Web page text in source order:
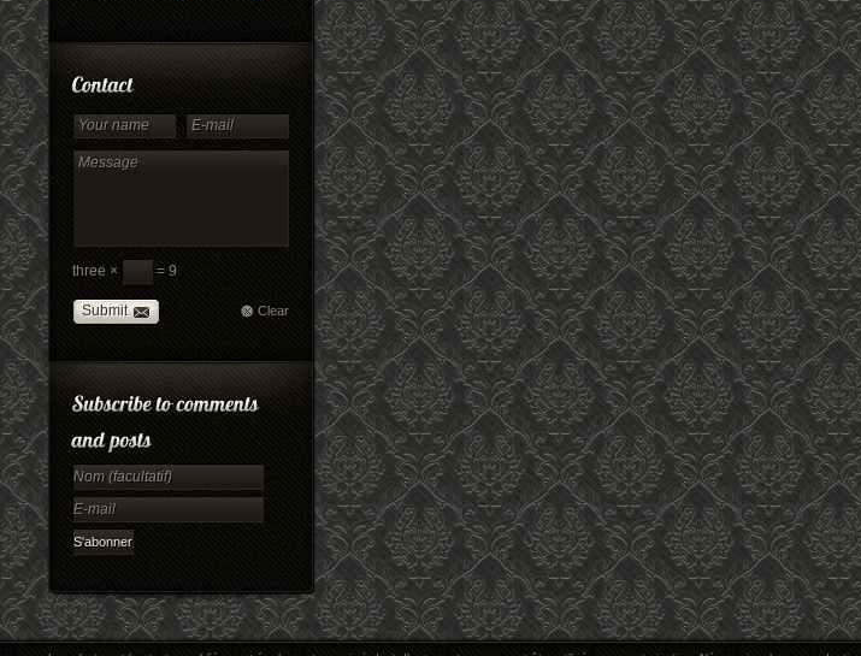
three × = 9
Submit Clear